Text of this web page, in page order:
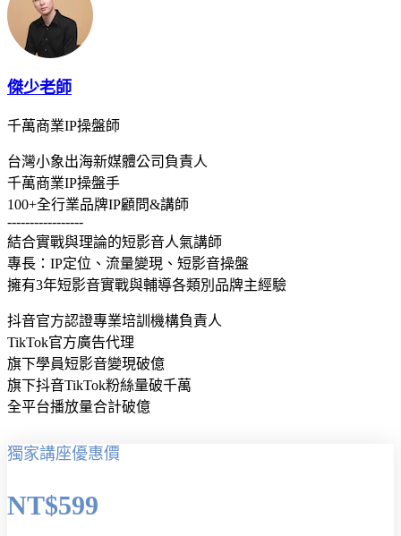
傑少老師
千萬商業IP操盤師
台灣小象出海新媒體公司負責人
千萬商業IP操盤手
100+全行業品牌IP顧問&講師
-----------------
結合實戰與理論的短影音人氣講師
專長：IP定位、流量變現、短影音操盤
擁有3年短影音實戰與輔導各類別品牌主經驗
抖音官方認證專業培訓機構負責人
TikTok官方廣告代理
旗下學員短影音變現破億
旗下抖音TikTok粉絲量破千萬
全平台播放量合計破億
獨家講座優惠價
NT$599